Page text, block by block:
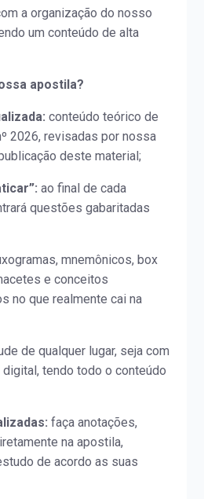
a organização do nosso
um conteúdo de alta
apostila?
conteúdo teórico de
2026, revisadas por nossa
deste material;
ao final de cada
questões gabaritadas
mnemônicos, box
e conceitos
no que realmente cai na
de qualquer lugar, seja com
tendo todo o conteúdo
faça anotações,
na apostila,
de acordo as suas